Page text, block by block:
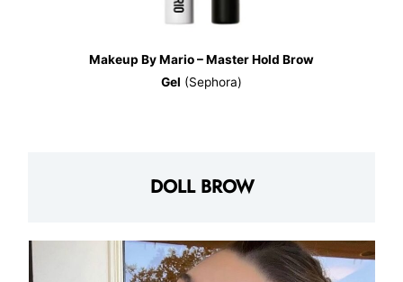
Makeup By Mario – Master Hold Brow
Gel (Sephora)
DOLL BROW